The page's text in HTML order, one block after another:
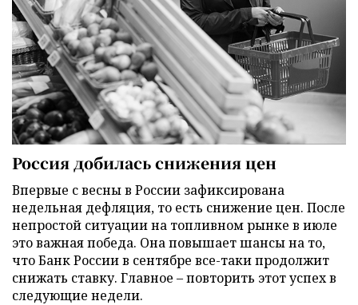
Россия добилась снижения цен
Впервые с весны в России зафиксирована
недельная дефляция, то есть снижение цен. После
непростой ситуации на топливном рынке в июле
это важная победа. Она повышает шансы на то,
что Банк России в сентябре все-таки продолжит
снижать ставку. Главное – повторить этот успех в
следующие недели.